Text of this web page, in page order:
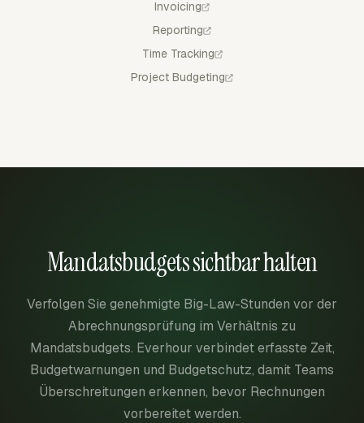
Invoicing
Reporting
Time Tracking
Project Budgeting
Mandatsbudgets sichtbar halten
Verfolgen Sie genehmigte Big-Law-Stunden vor der
Abrechnungsprüfung im Verhältnis zu
Mandatsbudgets. Everhour verbindet erfasste Zeit,
Budgetwarnungen und Budgetschutz, damit Teams
Überschreitungen erkennen, bevor Rechnungen
vorbereitet werden.